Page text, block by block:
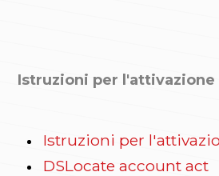
Istruzioni per
Istruzioni per
DSLocate account act